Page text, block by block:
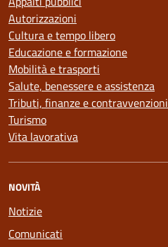
Autorizzazioni
Cultura e tempo libero
Educazione e formazione
Mobilità e trasporti
Salute, benessere e assistenza
Tributi, finanze e contravvenzioni
Turismo
Vita lavorativa
NOVITÀ
Notizie
Comunicati